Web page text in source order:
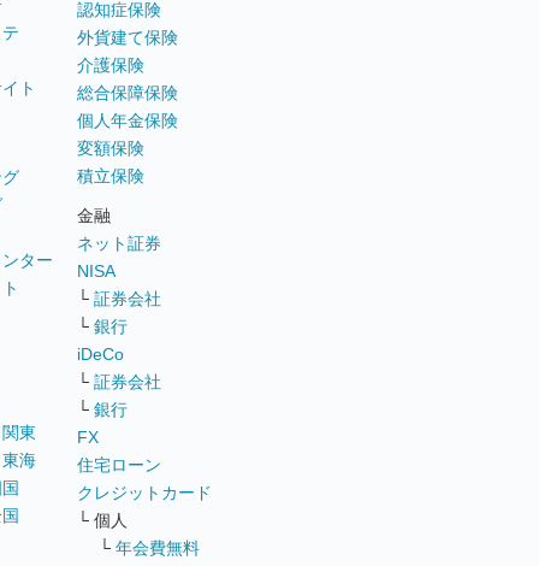
ト
ター
関東
東海
認知症保険
外貨建て保険
介護保険
総合保障保険
個人年金保険
変額保険
積立保険
金融
ネット証券
NISA
└ 証券会社
└ 銀行
iDeCo
└ 証券会社
└ 銀行
FX
住宅ローン
クレジットカード
└ 個人
└ 年会費無料